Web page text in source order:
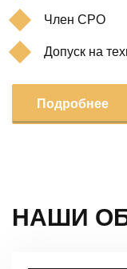
Член СРО
Допуск на
Подробнее
НАШИ